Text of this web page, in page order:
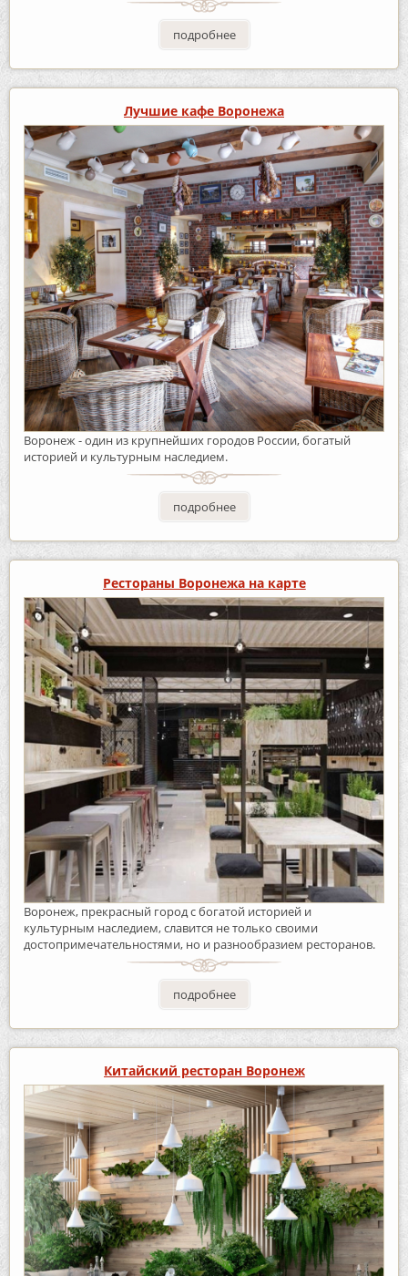
подробнее
Лучшие кафе Воронежа
Воронеж - один из крупнейших городов России, богатый
историей и культурным наследием.
подробнее
Рестораны Воронежа на карте
Воронеж, прекрасный город с богатой историей и
культурным наследием, славится не только своими
достопримечательностями, но и разнообразием ресторанов.
подробнее
Китайский ресторан Воронеж